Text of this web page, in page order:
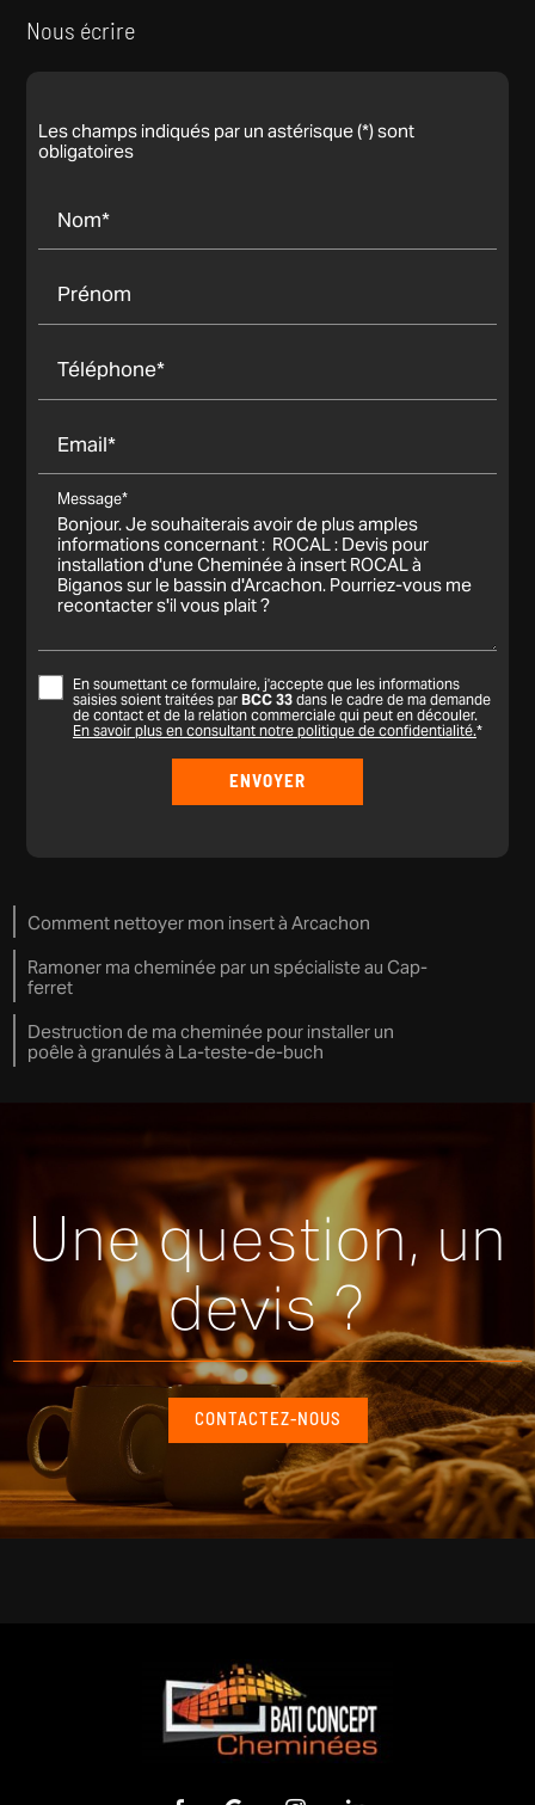
Nous écrire
Les champs indiqués par un astérisque (*) sont
obligatoires
Nom*
Prénom
Téléphone*
Email*
Message*
En soumettant ce formulaire, j'accepte que les informations
saisies soient traitées parBCC 33dans le cadre de ma demande
de contact et de la relation commerciale qui peut en découler.
En savoir plus en consultant notre politique de confidentialité.*
Comment nettoyer mon insert à Arcachon
Ramoner ma cheminée par un spécialiste au Cap-
ferret
Destruction de ma cheminée pour installer un
poêle à granulés à La-teste-de-buch
Une question, un
devis ?
CONTACTEZ-NOUS